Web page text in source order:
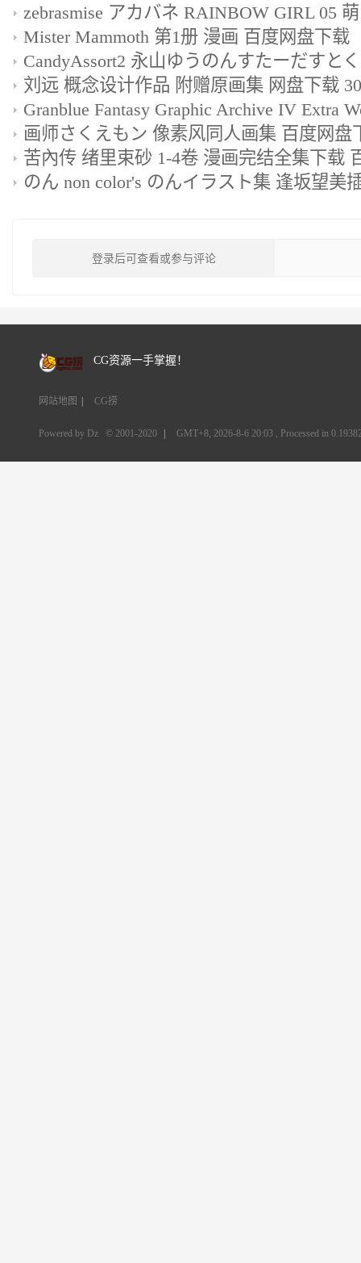
Mister Mammoth 第1册 漫画 百度网盘下载
刘远 概念设计作品 附赠原画集 网盘下载
画师さくえもン 像素风同人画集 百度网盘
苦內传 绪里束砂 1-4卷 漫画完结全集下载
登录后可查看或参与评论
CG资源一手掌握！
网站地图 CG捞
Powered by Dz © 2001-2020 GMT+8, 2026-8-6 20:03 , Processed in